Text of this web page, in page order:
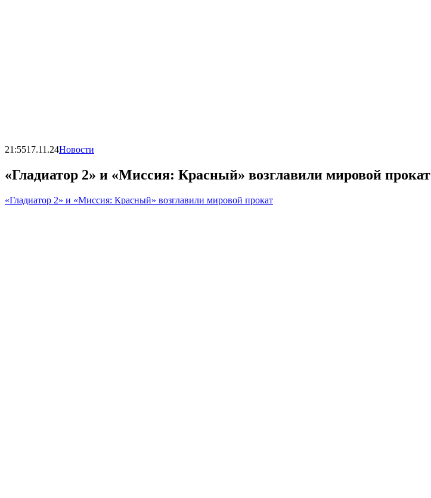
21:5517.11.24Новости
«Гладиатор 2» и «Миссия: Красный» возглавили мировой прокат
«Гладиатор 2» и «Миссия: Красный» возглавили мировой прокат